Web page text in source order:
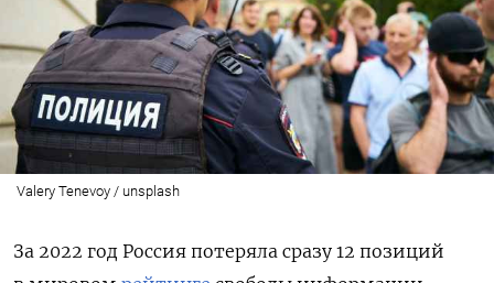
Valery Tenevoy / unsplash
За 2022 год Россия потеряла сразу 12 позиций